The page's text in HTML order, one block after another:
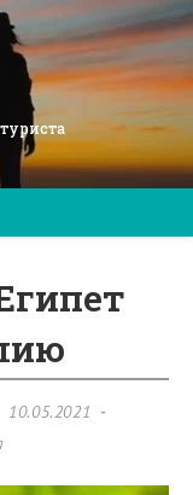
10.05.2021